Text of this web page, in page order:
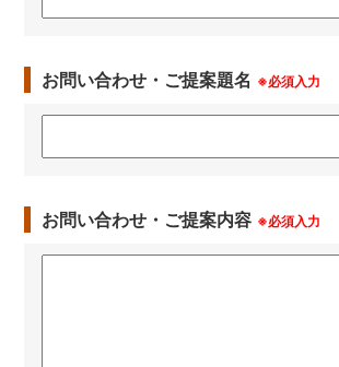
お問い合わせ・ご提案題名 ※必須入力
お問い合わせ・ご提案内容 ※必須入力